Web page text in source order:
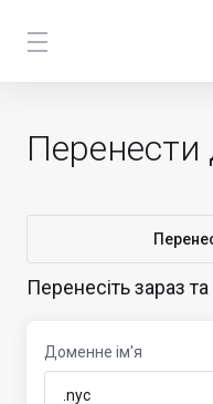
Перенесіть зараз
Доменне ім'я